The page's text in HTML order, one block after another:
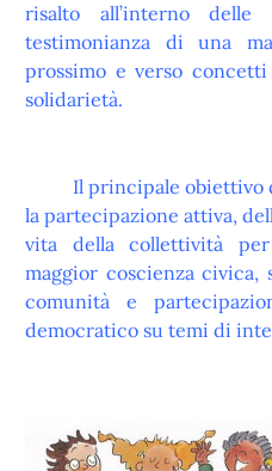
risalto all’interno delle
testimonianza di una
prossimo e verso
solidarietà.
Il principale obiettivo
la partecipazione attiva,
vita della collettività
maggior coscienza civica,
comunità e
democratico su temi di